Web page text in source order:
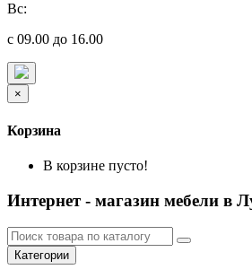
Вс:
с 09.00 до 16.00
×
Корзина
В корзине пусто!
Интернет - магазин мебели в
Категории